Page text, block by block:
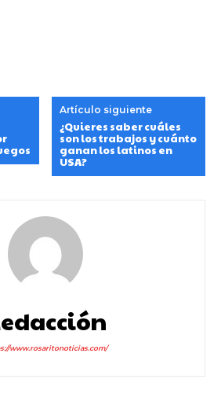
Artículo siguiente
¿Quieres saber cuáles
son los trabajos y cuánto
ganan los latinos en
USA?
www.rosaritonoticias.com/